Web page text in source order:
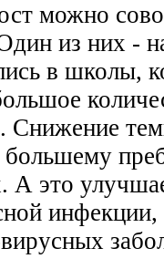
можно
из них -
в школы,
Снижение
большему
это